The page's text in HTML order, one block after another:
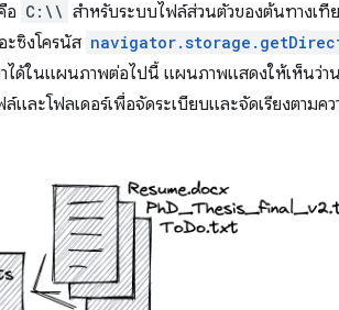
อ C:\\ สำหรับระบบไฟล์ส่วนตัวของต้นทางเที
ะซิงโครนัส
ด้ในแผนภาพต่อไปนี้ แผนภาพแสดงให้เห็นว่าน
ะโฟลเดอร์เพื่อจัดระเบียบและจัดเรียงตามคว